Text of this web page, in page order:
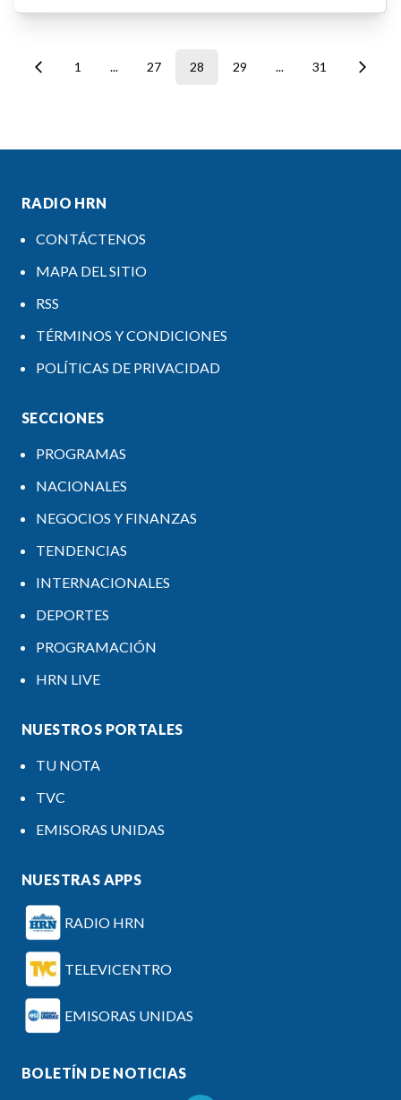
1 ... 27 28 29 ... 31
RADIO HRN
CONTÁCTENOS
MAPA DEL SITIO
RSS
TÉRMINOS Y CONDICIONES
POLÍTICAS DE PRIVACIDAD
SECCIONES
PROGRAMAS
NACIONALES
NEGOCIOS Y FINANZAS
TENDENCIAS
INTERNACIONALES
DEPORTES
PROGRAMACIÓN
HRN LIVE
NUESTROS PORTALES
TU NOTA
TVC
EMISORAS UNIDAS
NUESTRAS APPS
RADIO HRN
TELEVICENTRO
EMISORAS UNIDAS
BOLETÍN DE NOTICIAS